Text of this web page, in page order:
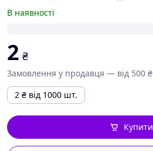
В наявності
2 ₴
Замовлення у продавця — від 500 ₴
2 ₴ від 1000 шт.
Купити